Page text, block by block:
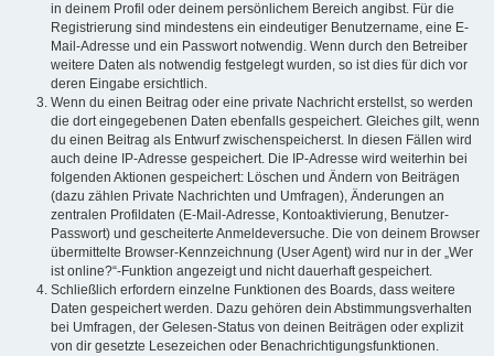
in deinem Profil oder deinem persönlichem Bereich angibst. Für die
Registrierung sind mindestens ein eindeutiger Benutzername, eine E-
Mail-Adresse und ein Passwort notwendig. Wenn durch den Betreiber
weitere Daten als notwendig festgelegt wurden, so ist dies für dich vor
deren Eingabe ersichtlich.
Wenn du einen Beitrag oder eine private Nachricht erstellst, so werden
die dort eingegebenen Daten ebenfalls gespeichert. Gleiches gilt, wenn
du einen Beitrag als Entwurf zwischenspeicherst. In diesen Fällen wird
auch deine IP-Adresse gespeichert. Die IP-Adresse wird weiterhin bei
folgenden Aktionen gespeichert: Löschen und Ändern von Beiträgen
(dazu zählen Private Nachrichten und Umfragen), Änderungen an
zentralen Profildaten (E-Mail-Adresse, Kontoaktivierung, Benutzer-
Passwort) und gescheiterte Anmeldeversuche. Die von deinem Browser
übermittelte Browser-Kennzeichnung (User Agent) wird nur in der „Wer
ist online?“-Funktion angezeigt und nicht dauerhaft gespeichert.
Schließlich erfordern einzelne Funktionen des Boards, dass weitere
Daten gespeichert werden. Dazu gehören dein Abstimmungsverhalten
bei Umfragen, der Gelesen-Status von deinen Beiträgen oder explizit
von dir gesetzte Lesezeichen oder Benachrichtigungsfunktionen.